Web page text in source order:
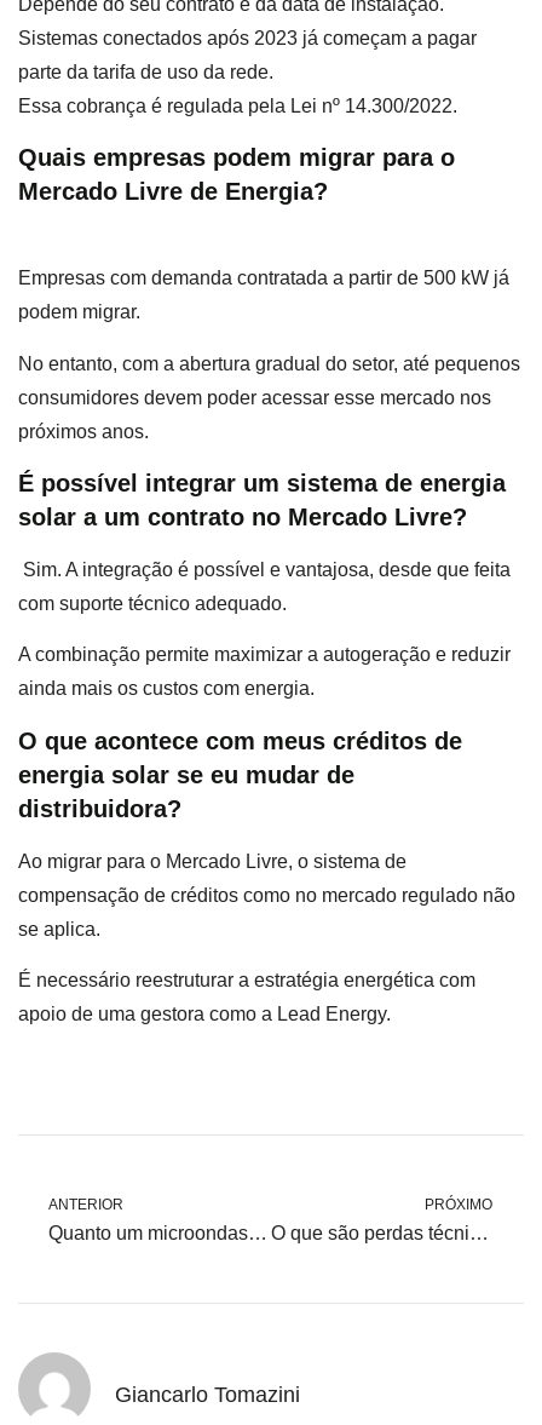
Sistemas conectados após 2023 já começam a pagar
parte da tarifa de uso da rede.
Essa cobrança é regulada pela Lei nº 14.300/2022.
Quais empresas podem migrar para o
Mercado Livre de Energia?
Empresas com demanda contratada a partir de 500 kW já
podem migrar.
No entanto, com a abertura gradual do setor, até pequenos
consumidores devem poder acessar esse mercado nos
próximos anos.
É possível integrar um sistema de energia
solar a um contrato no Mercado Livre?
Sim. A integração é possível e vantajosa, desde que feita
com suporte técnico adequado.
A combinação permite maximizar a autogeração e reduzir
ainda mais os custos com energia.
O que acontece com meus créditos de
energia solar se eu mudar de
distribuidora?
Ao migrar para o Mercado Livre, o sistema de
compensação de créditos como no mercado regulado não
se aplica.
É necessário reestruturar a estratégia energética com
apoio de uma gestora como a Lead Energy.
ANTERIOR
Quanto um microondas gasta por mês?
PRÓXIMO
O que são perdas técnicas e não técnicas na rede elétrica?
Giancarlo Tomazini